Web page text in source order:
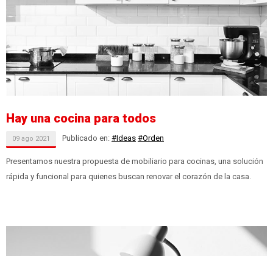
Hay una cocina para todos
09 ago 2021 Publicado en: #Ideas #Orden
Presentamos nuestra propuesta de mobiliario para cocinas, una solución
rápida y funcional para quienes buscan renovar el corazón de la casa.